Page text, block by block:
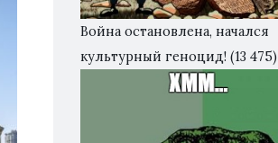
Война остановлена, начался
культурный геноцид! (13 475)